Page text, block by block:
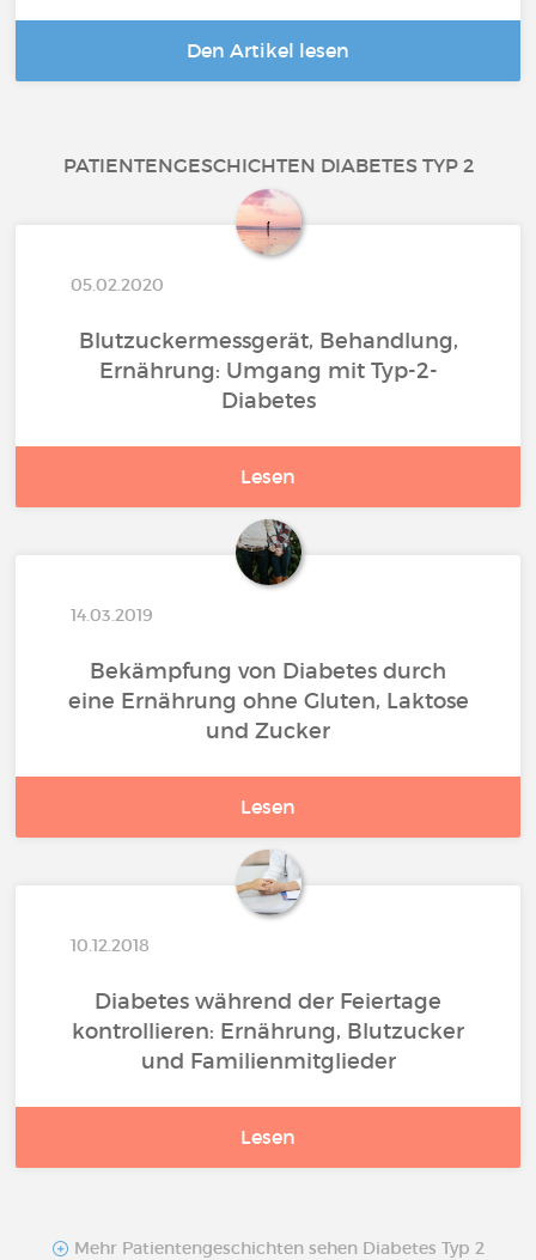
Den Artikel lesen
PATIENTENGESCHICHTEN DIABETES TYP 2
05.02.2020
Blutzuckermessgerät, Behandlung,
Ernährung: Umgang mit Typ-2-
Diabetes
Lesen
14.03.2019
Bekämpfung von Diabetes durch
eine Ernährung ohne Gluten, Laktose
und Zucker
Lesen
10.12.2018
Diabetes während der Feiertage
kontrollieren: Ernährung, Blutzucker
und Familienmitglieder
Lesen
Mehr Patientengeschichten sehen Diabetes Typ 2